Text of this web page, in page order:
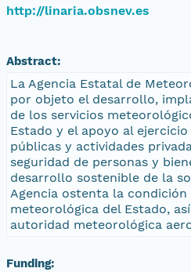
http://linaria.obsnev.es
Abstract:
La Agencia Estatal de
por objeto el desarrollo,
de los servicios
Estado y el apoyo al
públicas y actividades
seguridad de personas y
desarrollo sostenible de la
Agencia ostenta la
meteorológica del Estado,
autoridad meteorológica
Funding: